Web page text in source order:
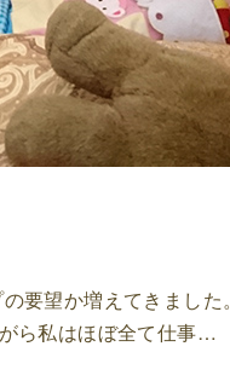
要望か増えてきました。
ら私はほぼ全て仕事…